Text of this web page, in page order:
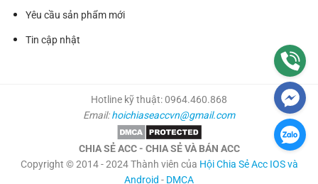
Yêu cầu sản phẩm mới
Tin cập nhật
Hotline kỹ thuật: 0964.460.868
Email:hoichiaseaccvn@gmail.com
CHIA SẺ ACC - CHIA SẺ VÀ BÁN ACC
Copyright © 2014 - 2024 Thành viên của Hội Chia Sẻ Acc IOS và
Android - DMCA